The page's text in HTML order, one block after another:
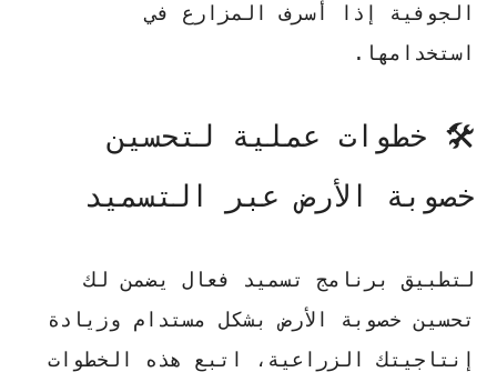
الجوفية إذا أسرف المزارع في
استخدامها.
🛠️ خطوات عملية لتحسين
خصوبة الأرض عبر التسميد
لتطبيق برنامج تسميد فعال يضمن لك
تحسين خصوبة الأرض بشكل مستدام وزيادة
إنتاجيتك الزراعية، اتبع هذه الخطوات